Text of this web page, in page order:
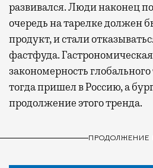
развивался. Люди наконец
очередь на тарелке должен
продукт, и стали
фастфуда.
закономерность
тогда пришел в Россию, а
продолжение этого тренда.